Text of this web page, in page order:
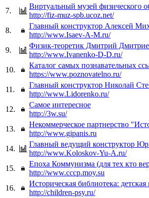
7.
Виртуальный музей физического
http://fiz-muz-spb.ucoz.net/
8.
Главный конструктор Алексей
http://www.Isaev-A-M.ru/
9.
Физик-теоретик Дмитрий
http://www.Ivanenko-D-D.ru/
10.
Каталог самых познавательных
https://www.poznovatelno.ru/
11.
Главный конструктор Николай
http://www.Lidorenko.ru/
12.
Самое интересное
http://3w.su/
13.
Некоммерческое партнерство
http://www.gipanis.ru
14.
Главный ведущий конструктор
http://www.Koloskov-Yu-A.ru/
15.
Епоха Коммунизма (для тех кто
http://www.cccp.moy.su
16.
Историческая библиотека:
http://children-psy.ru/